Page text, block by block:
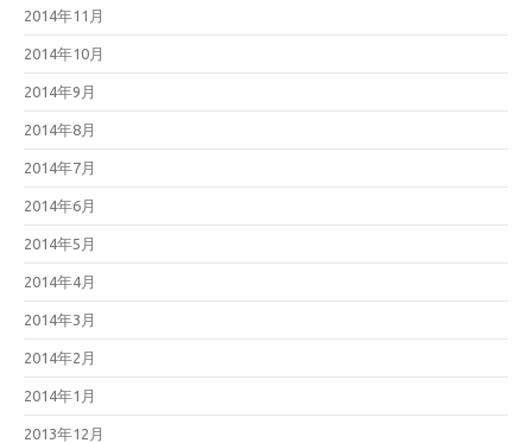
2014年11月
2014年10月
2014年9月
2014年8月
2014年7月
2014年6月
2014年5月
2014年4月
2014年3月
2014年2月
2014年1月
2013年12月